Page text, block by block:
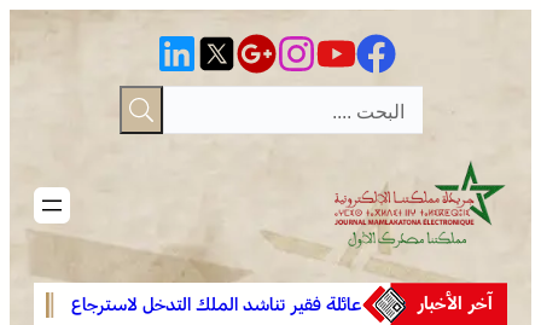
آخر الأخبار
عائلة فقير تناشد الملك التدخل لاسترجاع